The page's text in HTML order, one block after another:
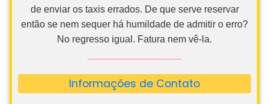
de enviar os taxis errados. De que serve reservar
então se nem sequer há humildade de admitir o erro?
No regresso igual. Fatura nem vê-la.
Informações de Contato